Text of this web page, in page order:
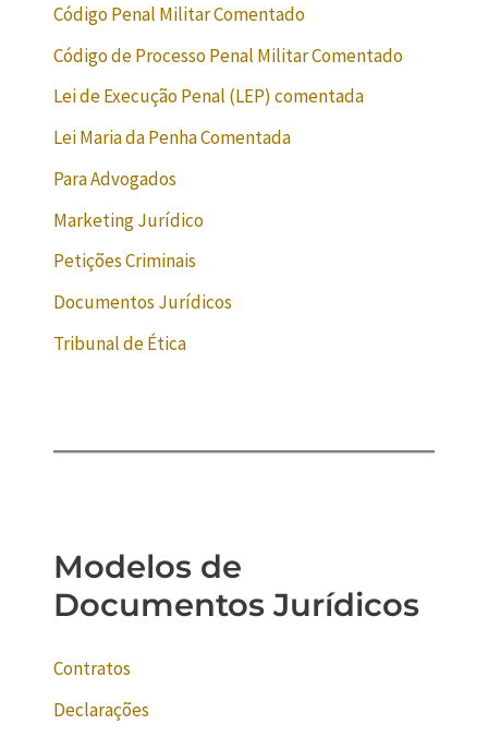
Código Penal Militar Comentado
Código de Processo Penal Militar Comentado
Lei de Execução Penal (LEP) comentada
Lei Maria da Penha Comentada
Para Advogados
Marketing Jurídico
Petições Criminais
Documentos Jurídicos
Tribunal de Ética
Modelos de
Documentos Jurídicos
Contratos
Declarações